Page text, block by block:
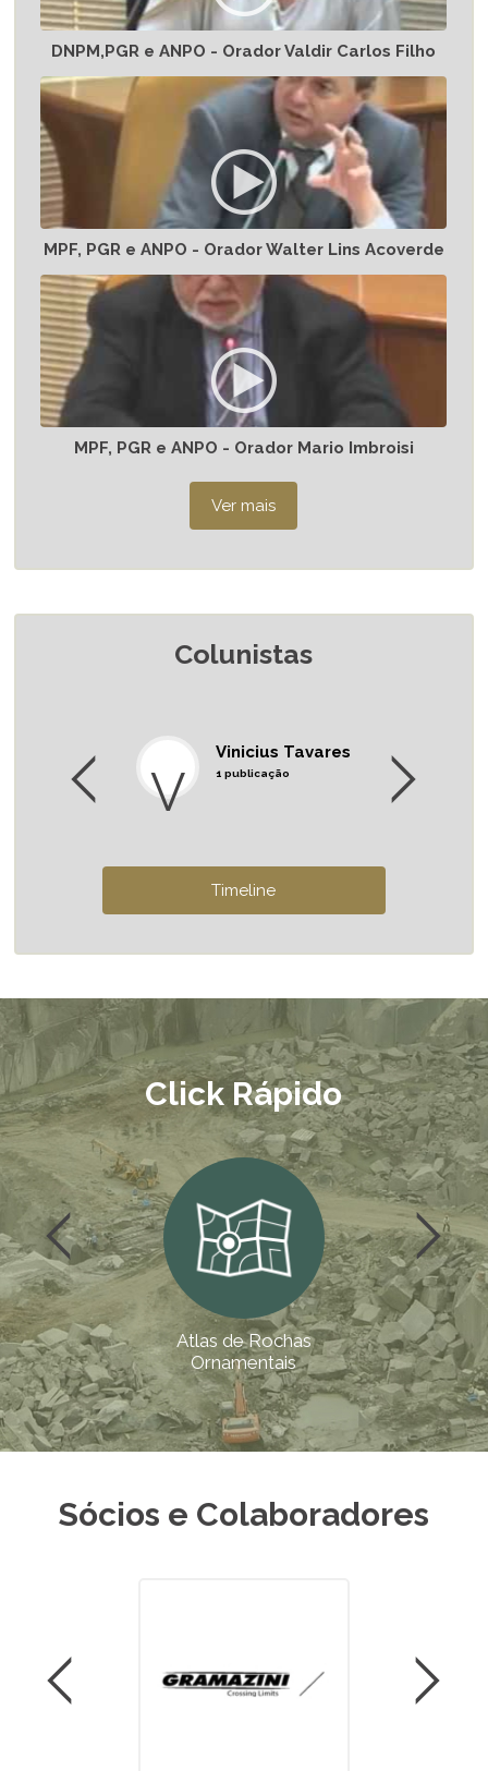
DNPM,PGR e ANPO - Orador Valdir Carlos Filho
MPF, PGR e ANPO - Orador Walter Lins Acoverde
MPF, PGR e ANPO - Orador Mario Imbroisi
Colunistas
Click Rápido
Sócios e Colaboradores